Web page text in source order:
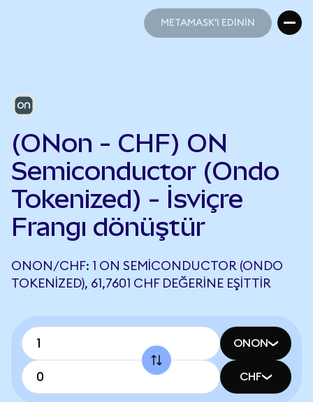
METAMASK'I EDİNİN
(ONon - CHF) ON
Semiconductor (Ondo
Tokenized) - İsviçre
Frangı dönüştür
ONON/CHF: 1 ON SEMICONDUCTOR (ONDO
TOKENIZED), 61,7601 CHF DEĞERINE EŞITTIR
ONON
CHF